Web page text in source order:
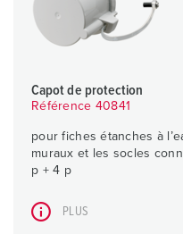
Capot de protection
Référence 40841
pour fiches étanches à
muraux et les socles
p + 4 p
PLUS